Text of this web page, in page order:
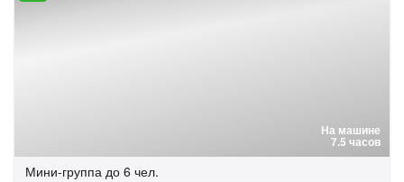
На машине
7.5 часов
Мини-группа до 6 чел.